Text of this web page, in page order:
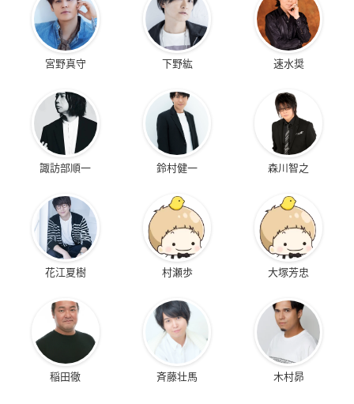
宮野真守 下野紘 速水奨
諏訪部順一 鈴村健一 森川智之
花江夏樹 村瀬歩 大塚芳忠
稲田徹 斉藤壮馬 木村昴